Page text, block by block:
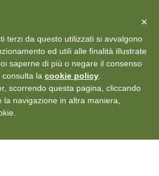
info@aceper.it Statuto
dati personali ×
terzi da questo utilizzati si avvalgono
ed utili alle finalità illustrate
saperne di più o negare il consenso
la cookie policy
scorrendo questa pagina, cliccando
navigazione in altra maniera,